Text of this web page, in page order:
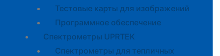
Тестовые карты для изображений
Программное обеспечение
Спектрометры UPRTEK
Спектрометры для тепличных